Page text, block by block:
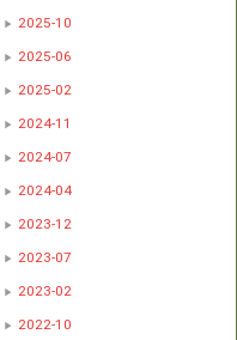
2025-10
2025-06
2025-02
2024-11
2024-07
2024-04
2023-12
2023-07
2023-02
2022-10